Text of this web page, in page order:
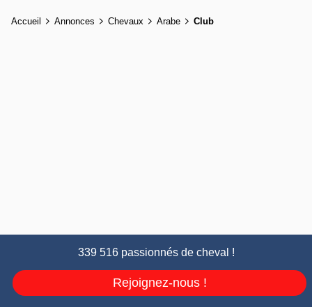
Accueil Annonces Chevaux Arabe Club
339 516 passionnés de cheval !
Rejoignez-nous !